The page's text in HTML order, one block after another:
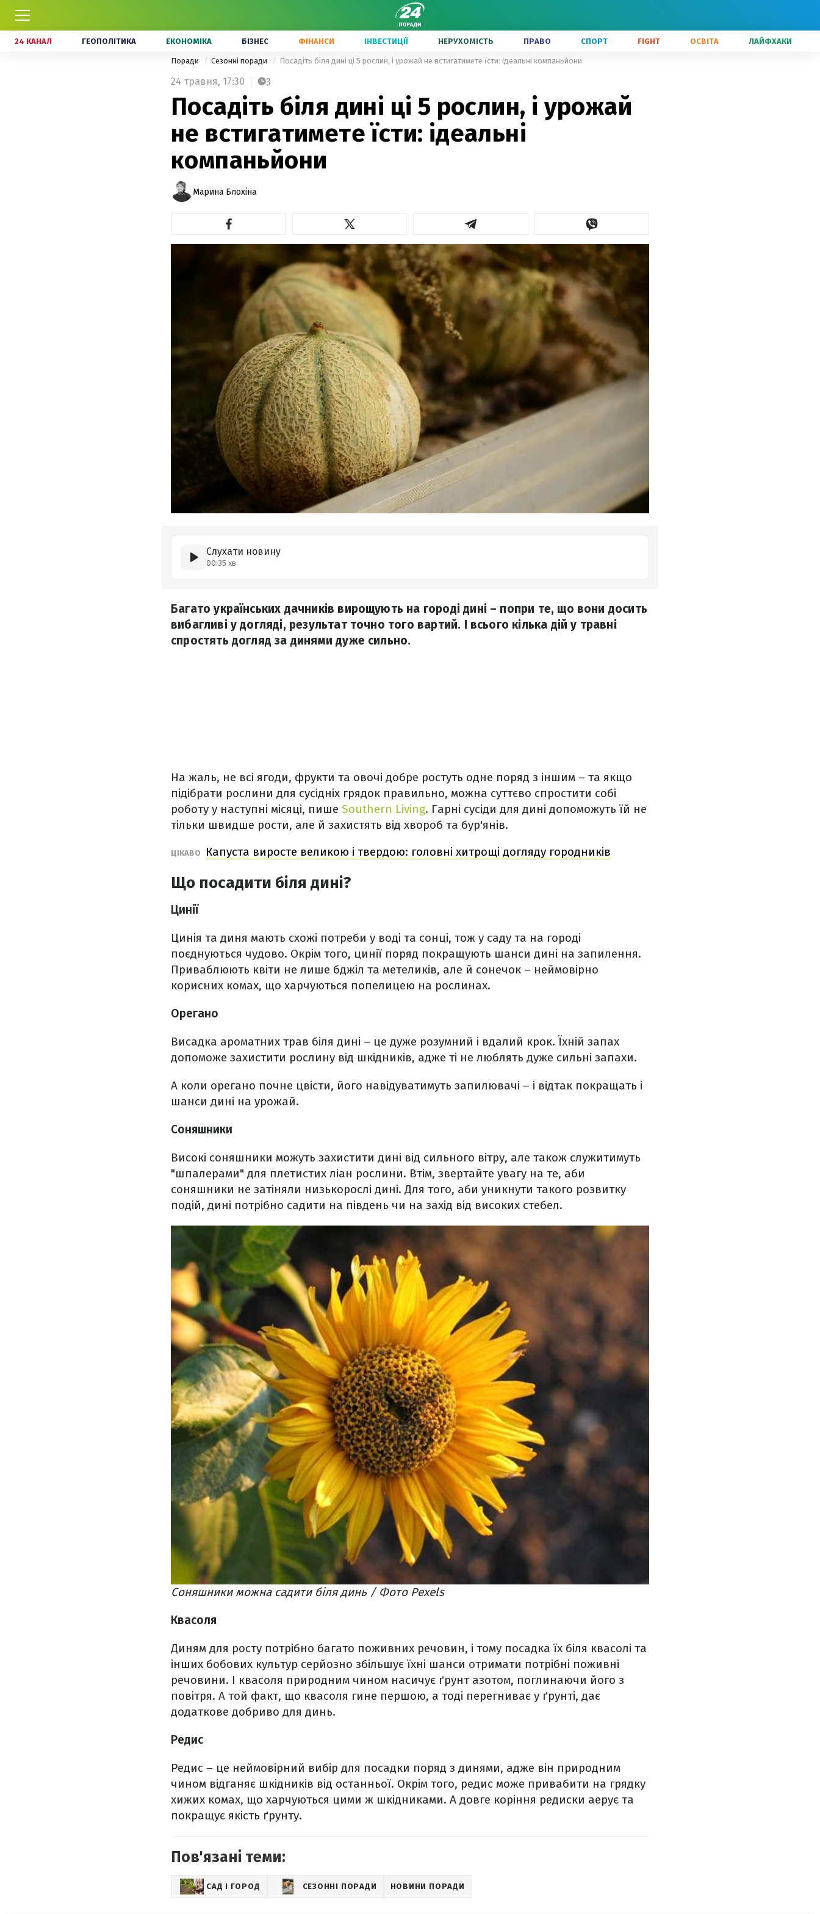
24 КАНАЛ ГЕОПОЛІТИКА ЕКОНОМІКА БІЗНЕС ФІНАНСИ ІНВЕСТИЦІЇ НЕРУХОМІСТЬ ПРАВО СПОРТ FIGHT ОСВІТА ЛАЙФХАКИ
Поради Сезонні поради Посадіть біля дині ці 5 рослин, і урожай не встигатимете їсти: ідеальні компаньйони
24 травня, 17:30 3
Посадіть біля дині ці 5 рослин, і урожай
не встигатимете їсти: ідеальні
компаньйони
Марина Блохіна
Слухати новину
00:35 хв
Багато українських дачників вирощують на городі дині – попри те, що вони досить
вибагливі у догляді, результат точно того вартий. І всього кілька дій у травні
спростять догляд за динями дуже сильно.
На жаль, не всі ягоди, фрукти та овочі добре ростуть одне поряд з іншим – та якщо
підібрати рослини для сусідніх грядок правильно, можна суттєво спростити собі
роботу у наступні місяці, пише Southern Living. Гарні сусіди для дині допоможуть їй не
тільки швидше рости, але й захистять від хвороб та бур'янів.
ЦІКАВО Капуста виросте великою і твердою: головні хитрощі догляду городників
Що посадити біля дині?
Цинії
Цинія та диня мають схожі потреби у воді та сонці, тож у саду та на городі
поєднуються чудово. Окрім того, цинії поряд покращують шанси дині на запилення.
Приваблюють квіти не лише бджіл та метеликів, але й сонечок – неймовірно
корисних комах, що харчуються попелицею на рослинах.
Орегано
Висадка ароматних трав біля дині – це дуже розумний і вдалий крок. Їхній запах
допоможе захистити рослину від шкідників, адже ті не люблять дуже сильні запахи.
А коли орегано почне цвісти, його навідуватимуть запилювачі – і відтак покращать і
шанси дині на урожай.
Соняшники
Високі соняшники можуть захистити дині від сильного вітру, але також служитимуть
"шпалерами" для плетистих ліан рослини. Втім, звертайте увагу на те, аби
соняшники не затіняли низькорослі дині. Для того, аби уникнути такого розвитку
подій, дині потрібно садити на південь чи на захід від високих стебел.
Соняшники можна садити біля динь / Фото Pexels
Квасоля
Диням для росту потрібно багато поживних речовин, і тому посадка їх біля квасолі та
інших бобових культур серйозно збільшує їхні шанси отримати потрібні поживні
речовини. І квасоля природним чином насичує ґрунт азотом, поглинаючи його з
повітря. А той факт, що квасоля гине першою, а тоді перегниває у ґрунті, дає
додаткове добриво для динь.
Редис
Редис – це неймовірний вибір для посадки поряд з динями, адже він природним
чином відганяє шкідників від останньої. Окрім того, редис може привабити на грядку
хижих комах, що харчуються цими ж шкідниками. А довге коріння редиски аерує та
покращує якість ґрунту.
Пов'язані теми:
САД І ГОРОД СЕЗОННІ ПОРАДИ НОВИНИ ПОРАДИ